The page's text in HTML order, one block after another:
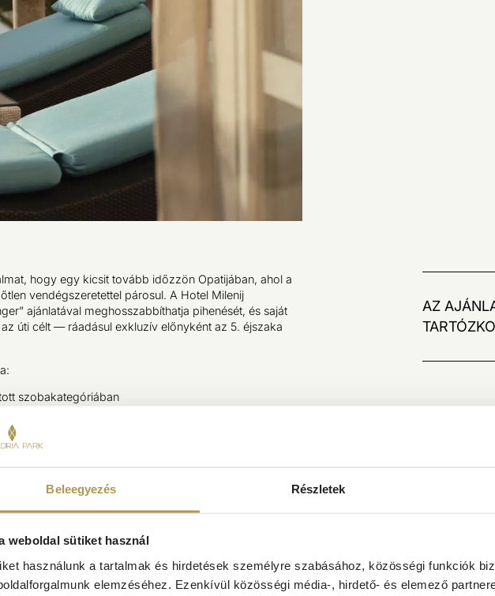
Beleegyezés Részletek
weboldal sütiket használ
használunk a tartalmak és hirdetések személyre szabásához, közösségi funkciók
elemzéséhez. Ezenkívül közösségi média-, hirdető- és elemező
hogy egy kicsit tovább időzzön Opatijában, ahol a
vendégszeretettel párosul. A Hotel Milenij
ajánlatával meghosszabbíthatja pihenését, és saját
úti célt — ráadásul exkluzív előnyként az 5. éjszaka
szobakategóriában
0,75 literes víz a szobában
a Milenij Spa-hoz, beleértve a medencéket,
és jakuzzit
24/7 videómegfigyeléssel
Cvijeta fitnesztermének használata (8 perc
1 palack (0,33 l) Amadria Park természetes
profi edzővel (elérhetőségtől függően)
AZ